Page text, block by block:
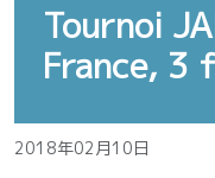
Tournoi
France, 3
2018年02月10日